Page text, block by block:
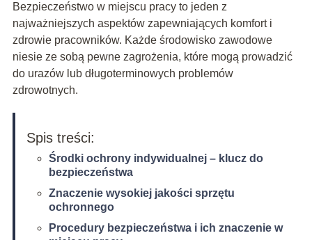
Bezpieczeństwo w miejscu pracy to jeden z
najważniejszych aspektów zapewniających komfort i
zdrowie pracowników. Każde środowisko zawodowe
niesie ze sobą pewne zagrożenia, które mogą prowadzić
do urazów lub długoterminowych problemów
zdrowotnych.
Spis treści:
Środki ochrony indywidualnej – klucz do
bezpieczeństwa
Znaczenie wysokiej jakości sprzętu
ochronnego
Procedury bezpieczeństwa i ich znaczenie w